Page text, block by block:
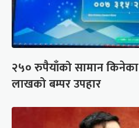
२५० रुपैयाँको सामान
लाखको बम्पर उपहार